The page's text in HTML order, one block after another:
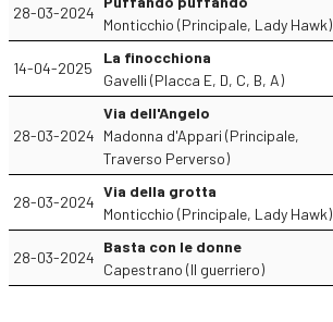
28-03-2024
Monticchio (Principale, Lady Hawk)
14-04-2025
La finocchiona
Gavelli (Placca E, D, C, B, A)
28-03-2024
Via dell'Angelo
Madonna d'Appari (Principale,
Traverso Perverso)
28-03-2024
Via della grotta
Monticchio (Principale, Lady Hawk)
28-03-2024
Basta con le donne
Capestrano (Il guerriero)